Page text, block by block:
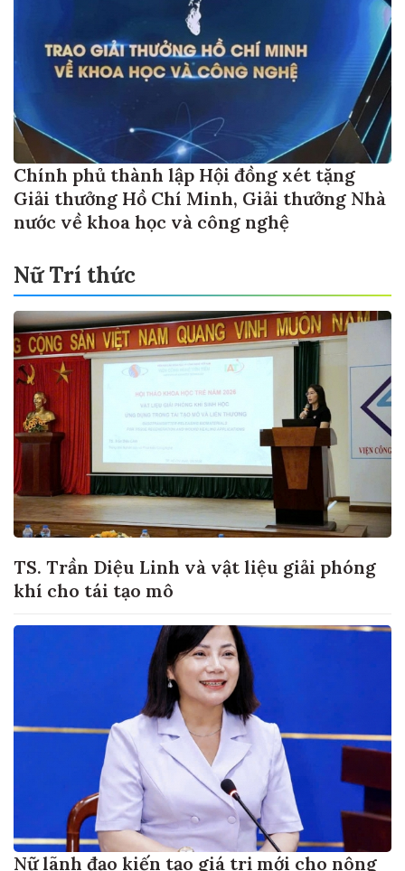
Chính phủ thành lập Hội đồng xét tặng
Giải thưởng Hồ Chí Minh, Giải thưởng Nhà
nước về khoa học và công nghệ
Nữ Trí thức
TS. Trần Diệu Linh và vật liệu giải phóng
khí cho tái tạo mô
Nữ lãnh đạo kiến tạo giá trị mới cho nông